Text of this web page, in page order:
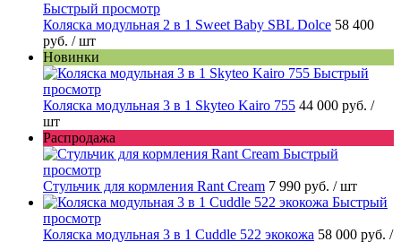
Быстрый просмотр
Коляска модульная 2 в 1 Sweet Baby SBL Dolce 58 400
руб. / шт
Новинки
Быстрый
просмотр
Коляска модульная 3 в 1 Skyteo Kairo 755 44 000 руб. /
шт
Распродажа
Быстрый
просмотр
Стульчик для кормления Rant Cream 7 990 руб. / шт
Быстрый
просмотр
Коляска модульная 3 в 1 Cuddle 522 экокожа 58 000 руб. /